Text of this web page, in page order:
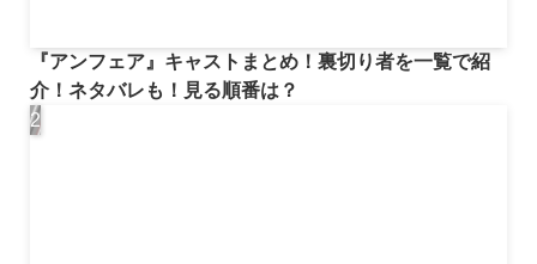
『アンフェア』キャストまとめ！裏切り者を一覧で紹
介！ネタバレも！見る順番は？